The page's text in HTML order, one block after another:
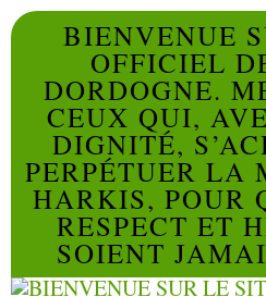
BIENVENUE
OFFICIEL
DORDOGNE.
CEUX QUI,
DIGNITÉ,
PERPÉTUER LA
HARKIS, POUR
RESPECT ET
SOIENT